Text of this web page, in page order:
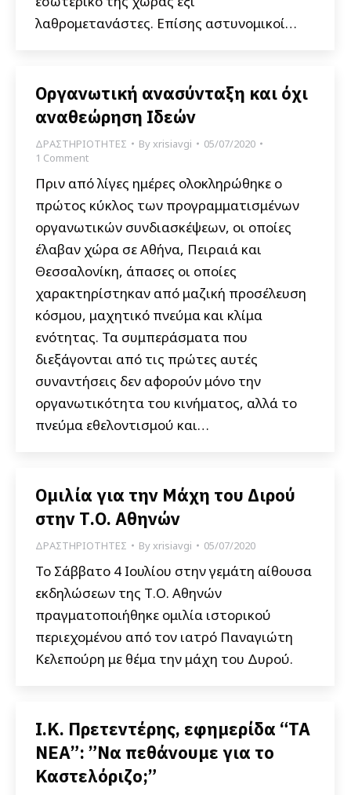
λαθρομετανάστες. Επίσης αστυνομικοί…
Οργανωτική ανασύνταξη και όχι
αναθεώρηση Ιδεών
ΔΡΑΣΤΗΡΙΟΤΗΤΕΣ Byxrisiavgi
05/07/2020
1 Comment
Πριν από λίγες ημέρες ολοκληρώθηκε ο
πρώτος κύκλος των προγραμματισμένων
οργανωτικών συνδιασκέψεων, οι οποίες
έλαβαν χώρα σε Αθήνα, Πειραιά και
Θεσσαλονίκη, άπασες οι οποίες
χαρακτηρίστηκαν από μαζική προσέλευση
κόσμου, μαχητικό πνεύμα και κλίμα
ενότητας. Τα συμπεράσματα που
διεξάγονται από τις πρώτες αυτές
συναντήσεις δεν αφορούν μόνο την
οργανωτικότητα του κινήματος, αλλά το
πνεύμα εθελοντισμού και…
Ομιλία για την Μάχη του Διρού
στην Τ.Ο. Αθηνών
ΔΡΑΣΤΗΡΙΟΤΗΤΕΣ Byxrisiavgi 05/07/2020
Το Σάββατο 4 Ιουλίου στην γεμάτη αίθουσα
εκδηλώσεων της Τ.Ο. Αθηνών
πραγματοποιήθηκε ομιλία ιστορικού
περιεχομένου από τον ιατρό Παναγιώτη
Κελεπούρη με θέμα την μάχη του Δυρού.
I.K. Πρετεντέρης, εφημερίδα “ΤΑ
ΝΕΑ”: ”Να πεθάνουμε για το
Καστελόριζο;”